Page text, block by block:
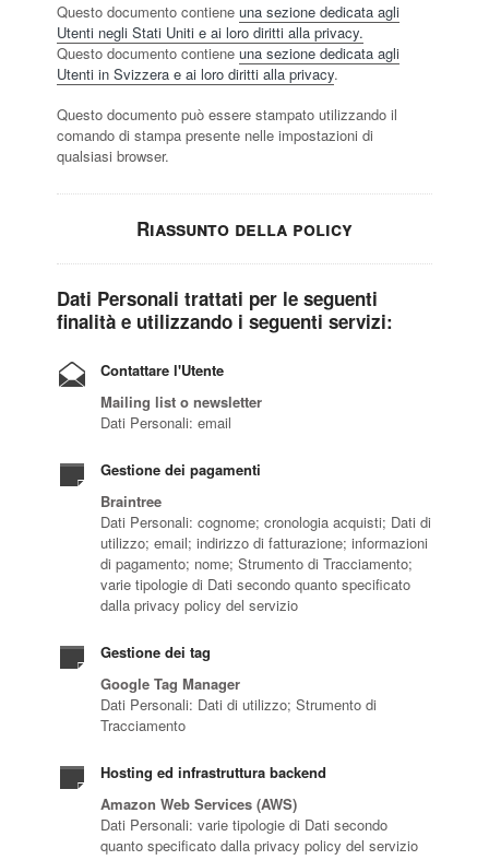
Questo documento contiene una sezione dedicata agli
Utenti negli Stati Uniti e ai loro diritti alla privacy.
Questo documento contiene una sezione dedicata agli
Utenti in Svizzera e ai loro diritti alla privacy.
Questo documento può essere stampato utilizzando il
comando di stampa presente nelle impostazioni di
qualsiasi browser.
Riassunto della policy
Dati Personali trattati per le seguenti
finalità e utilizzando i seguenti servizi:
Contattare l'Utente
Mailing list o newsletter
Dati Personali: email
Gestione dei pagamenti
Braintree
Dati Personali: cognome; cronologia acquisti; Dati di
utilizzo; email; indirizzo di fatturazione; informazioni
di pagamento; nome; Strumento di Tracciamento;
varie tipologie di Dati secondo quanto specificato
dalla privacy policy del servizio
Gestione dei tag
Google Tag Manager
Dati Personali: Dati di utilizzo; Strumento di
Tracciamento
Hosting ed infrastruttura backend
Amazon Web Services (AWS)
Dati Personali: varie tipologie di Dati secondo
quanto specificato dalla privacy policy del servizio